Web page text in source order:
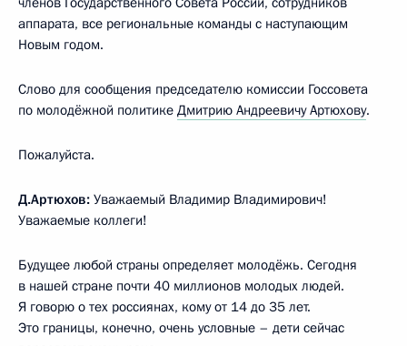
аппарата, все региональные команды с наступающим
Новым годом.
Слово для сообщения председателю комиссии Госсовета
по молодёжной политике Дмитрию Андреевичу Артюхову.
Пожалуйста.
Д.Артюхов: Уважаемый Владимир Владимирович!
Уважаемые коллеги!
Будущее любой страны определяет молодёжь. Сегодня
в нашей стране почти 40 миллионов молодых людей.
Я говорю о тех россиянах, кому от 14 до 35 лет.
Это границы, конечно, очень условные – дети сейчас